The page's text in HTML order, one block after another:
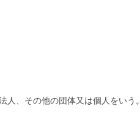
、その他の団体又は個人をいう。